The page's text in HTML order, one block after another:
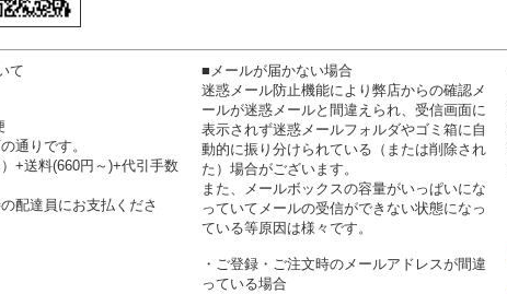
て
通りです。
+送料(660円～)+代引手数
配達員にお支払くださ
■メールが届かない場合
迷惑メール防止機能により弊店からの確認メ
ールが迷惑メールと間違えられ、受信画面に
表示されず迷惑メールフォルダやゴミ箱に自
動的に振り分けられている（または削除され
た）場合がございます。
また、メールボックスの容量がいっぱいにな
っていてメールの受信ができない状態になっ
ている等原因は様々です。
・ご登録・ご注文時のメールアドレスが間違
っている場合